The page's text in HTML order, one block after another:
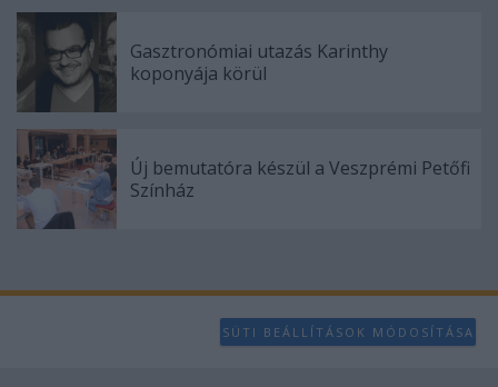
Gasztronómiai utazás Karinthy
koponyája körül
Új bemutatóra készül a Veszprémi Petőfi
Színház
SÜTI BEÁLLÍTÁSOK MÓDOSÍTÁSA